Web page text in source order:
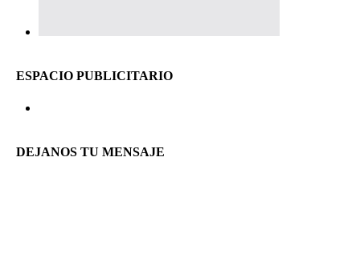
ESPACIO PUBLICITARIO
DEJANOS TU MENSAJE